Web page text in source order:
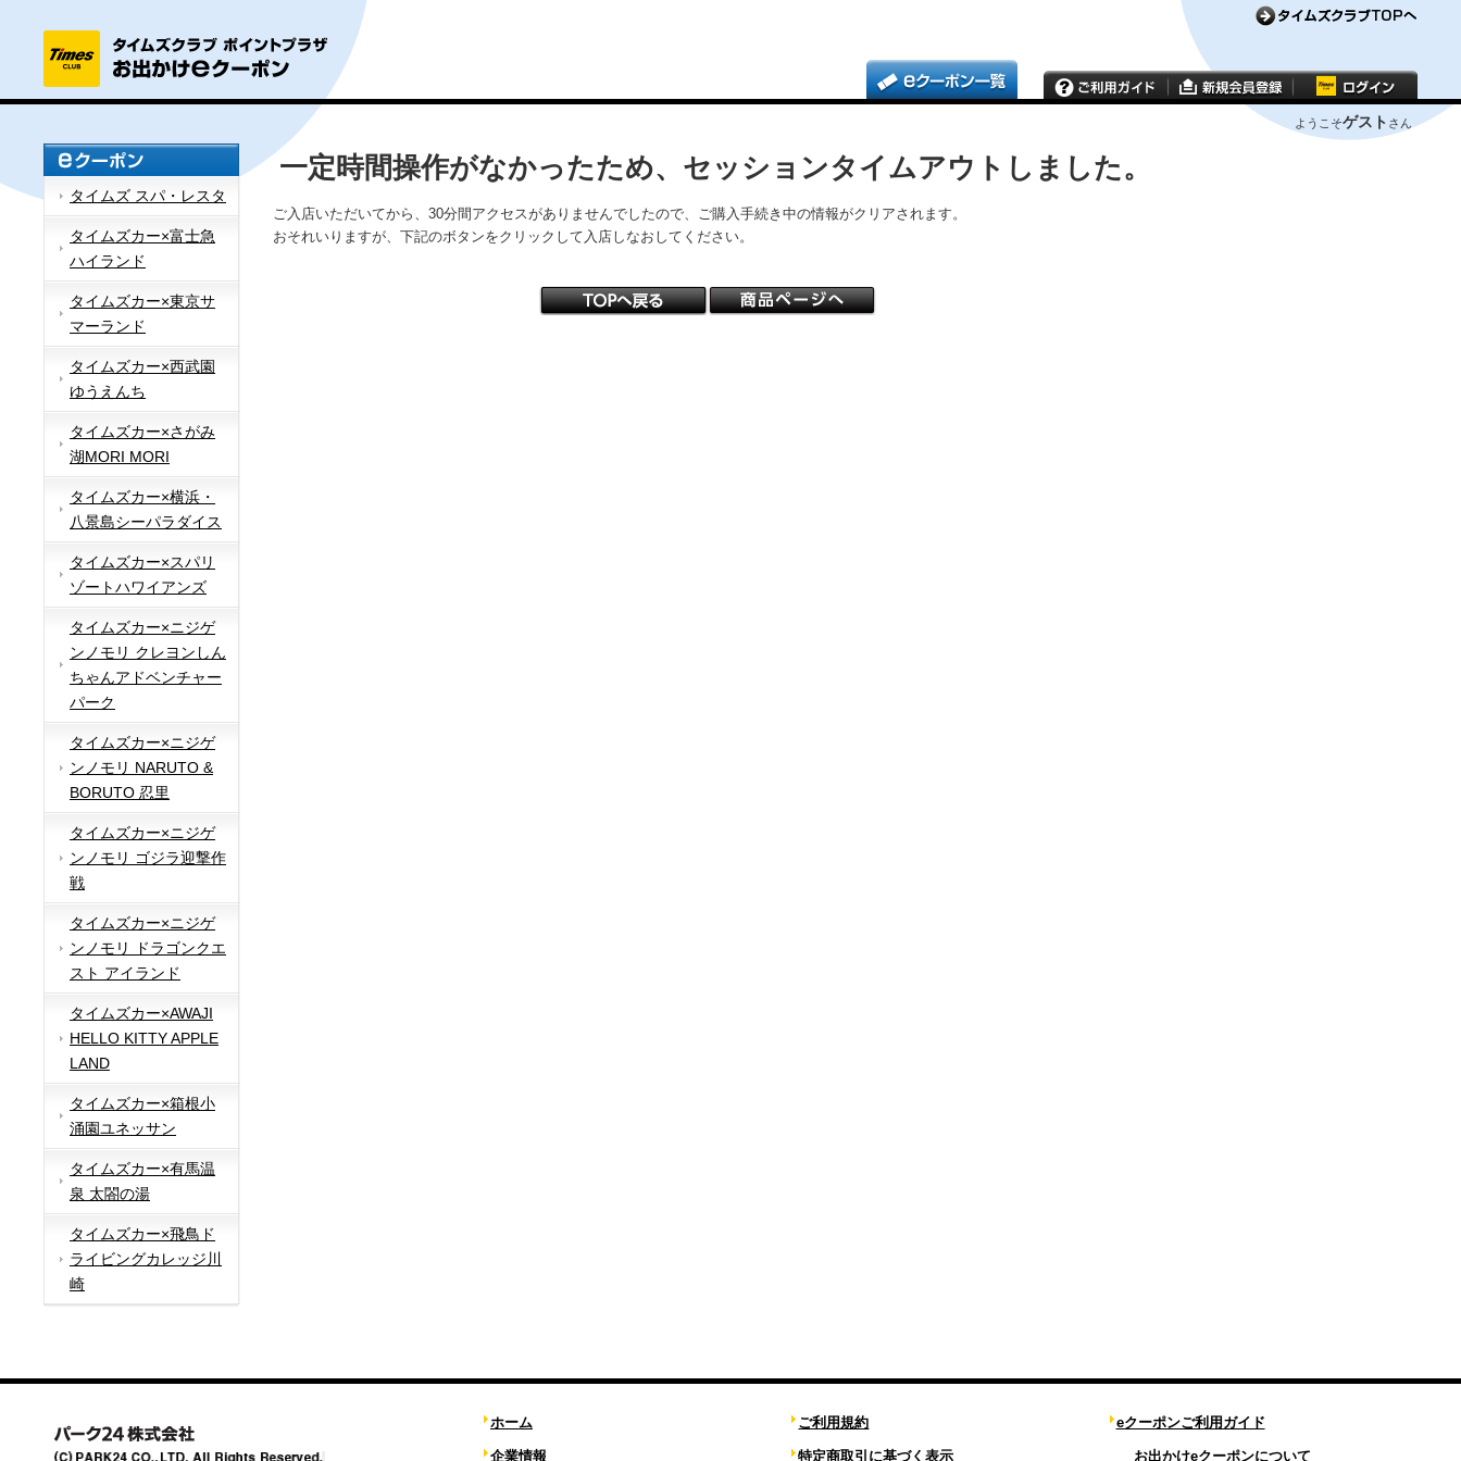
ようこそゲスト さん
タイムズ スパ・レスタ
タイムズカー×富士急
ハイランド
タイムズカー×東京サ
マーランド
タイムズカー×西武園
ゆうえんち
タイムズカー×さがみ
湖MORI MORI
タイムズカー×横浜・
八景島シーパラダイス
タイムズカー×スパリ
ゾートハワイアンズ
タイムズカー×ニジゲ
ンノモリ クレヨンしん
ちゃんアドベンチャー
パーク
タイムズカー×ニジゲ
ンノモリ NARUTO &
BORUTO 忍里
タイムズカー×ニジゲ
ンノモリ ゴジラ迎撃作
戦
タイムズカー×ニジゲ
ンノモリ ドラゴンクエ
スト アイランド
タイムズカー×AWAJI
HELLO KITTY APPLE
LAND
タイムズカー×箱根小
涌園ユネッサン
タイムズカー×有馬温
泉 太閤の湯
タイムズカー×飛鳥ド
ライビングカレッジ川
崎
一定時間操作がなかったため、セッションタイムアウトしました。
ご入店いただいてから、30分間アクセスがありませんでしたので、ご購入手続き中の情報がクリアされます。
おそれいりますが、下記のボタンをクリックして入店しなおしてください。
ホーム
企業情報
ご利用規約
特定商取引に基づく表示
eクーポンご利用ガイド
お出かけeクーポンについて